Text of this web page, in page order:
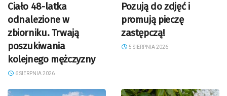
Ciało 48-latka
odnalezione w
zbiorniku. Trwają
poszukiwania
kolejnego mężczyzny
6 SIERPNIA 2026
Pozują do zdjęć i
promują pieczę
zastępczą!
5 SIERPNIA 2026